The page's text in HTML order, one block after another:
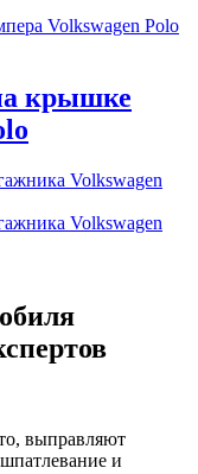
крышке
выправляют
и